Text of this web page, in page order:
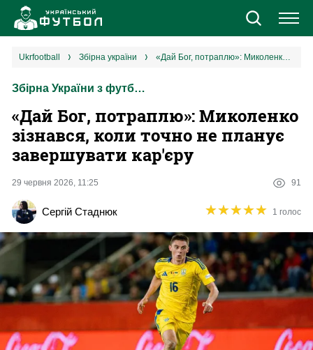
Новини
Збірна
Єврокубки
УПЛ
2 ліга
Різне
Букмекери
Казино
ukrfootball збірна україни «Дай Бог, потраплю»: Миколенко зізнався, коли точно не планує завершувати кар'єру
Збірна України з футболу
«Дай Бог, потраплю»: Миколенко
зізнався, коли точно не планує
завершувати кар'єру
29 червня 2026, 11:25 91
Сергій Стаднюк ★★★★★
★★★★★ 1 голос